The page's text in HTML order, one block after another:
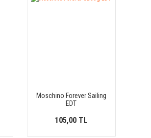
Moschino Forever Sailing
EDT
105,00 TL